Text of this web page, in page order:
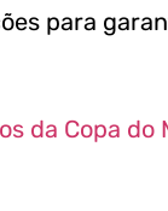
para
da Copa do